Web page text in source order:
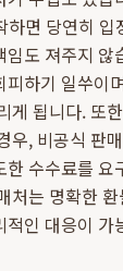
하면 당연히
임도 져주지
하기 일쑤이
게 됩니다. 또
우, 비공식 판
수수료를 요
처는 명확한
적인 대응이 가